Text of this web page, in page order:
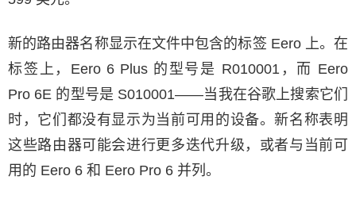
新的路由器名称显示在文件中包含的标签 Eero 上。在
标签上，Eero 6 Plus 的型号是 R010001，而 Eero
Pro 6E 的型号是 S010001——当我在谷歌上搜索它们
时，它们都没有显示为当前可用的设备。新名称表明
这些路由器可能会进行更多迭代升级，或者与当前可
用的 Eero 6 和 Eero Pro 6 并列。